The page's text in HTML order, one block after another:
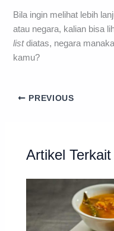
Bila ingin melihat lebih
atau negara, kalian bisa
listdiatas, negara
kamu?
PREVIOUS
Artikel Terkait